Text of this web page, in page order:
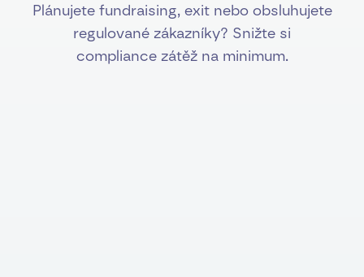
Plánujete fundraising, exit nebo obsluhujete
regulované zákazníky? Snižte si
compliance zátěž na minimum.